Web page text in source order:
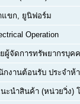
แขก, ยูนิฟอร์ม
Operation
ผู้จัดการทรัพยากรบุค
กงานต้อนรับ ประจำห้
เนะนำสินค้า (หน่วยวิ่ง